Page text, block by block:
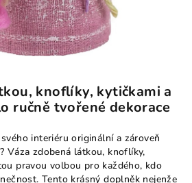
knoflíky, kytičkami a
ručně tvořené dekorace
interiéru originální a zároveň
Váza zdobená látkou, knoflíky,
pravou volbou pro každého, kdo
Tento krásný doplněk nejenže